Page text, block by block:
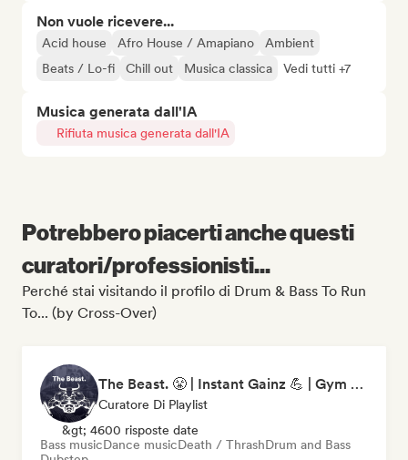
Non vuole ricevere...
Acid house Afro House / Amapiano
Ambient
Beats / Lo-fi
Chill out Musica classica Vedi tutti +7
Musica generata dall'IA
Rifiuta musica generata dall'IA
Potrebbero piacerti anche questi
curatori/professionisti...
Perché stai visitando il profilo di Drum & Bass To Run
To... (by Cross-Over)
The Beast. 😤 | Instant Gainz 💪 | Gym Workout & Motivation Music 🏋️
Curatore Di Playlist
&gt; 4600 risposte date
Bass musicDance musicDeath / ThrashDrum and Bass